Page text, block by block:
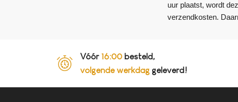
uur plaatst, wordt
verzendkosten.
Vóór 16:00 besteld,
volgende werkdag geleverd!